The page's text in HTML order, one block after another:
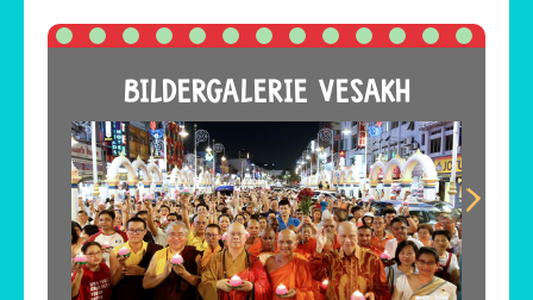
BILDERGALERIE VESAKH